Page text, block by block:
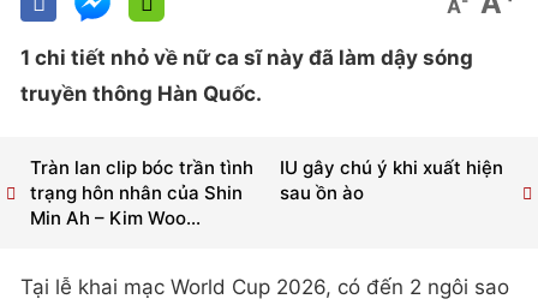
A
1 chi tiết nhỏ về nữ ca sĩ này đã làm dậy sóng
truyền thông Hàn Quốc.
IU gây chú ý khi xuất hiện
sau ồn ào
Tràn lan clip bóc trần tình
trạng hôn nhân của Shin
Min Ah – Kim Woo...
Tại lễ khai mạc World Cup 2026, có đến 2 ngôi sao